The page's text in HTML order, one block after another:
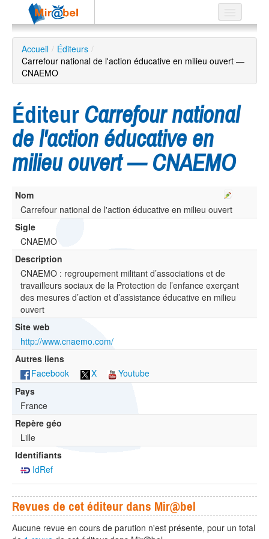
Le réseau
Soutien
Listes
Recherche
avancée
?
Accueil / Éditeurs /
Carrefour national de l'action éducative en milieu ouvert —
CNAEMO
Éditeur Carrefour national
de l'action éducative en
milieu ouvert — CNAEMO
Nom
Carrefour national de l'action éducative en milieu ouvert
Sigle
CNAEMO
Description
CNAEMO : regroupement militant d’associations et de
travailleurs sociaux de la Protection de l’enfance exerçant
des mesures d’action et d’assistance éducative en milieu
ouvert
Site web
http://www.cnaemo.com/
Autres liens
Facebook
X
Youtube
Pays
France
Repère géo
Lille
Identifiants
IdRef
Revues de cet éditeur dans Mir@bel
Aucune revue en cours de parution n'est présente, pour un total